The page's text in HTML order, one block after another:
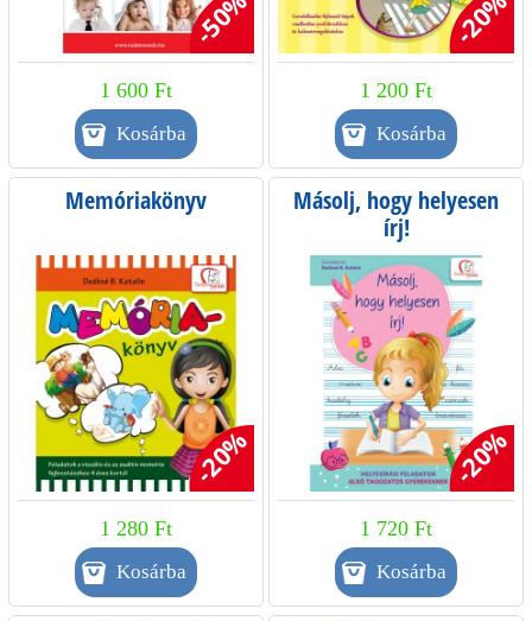
-50%
1 600 Ft
-20%
1 200 Ft
Memóriakönyv
-20%
1 280 Ft
Másolj, hogy helyesen
írj!
-20%
1 720 Ft